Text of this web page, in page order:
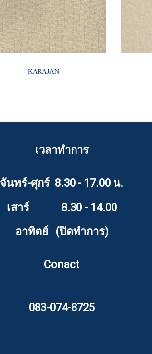
KARAJAN
เวลาทำการ
จันทร์-ศุกร์ 8.30 - 17.00 น.
เสาร์ 8.30 - 14.00
อาทิตย์ (ปิดทำการ)
Conact
083-074-8725